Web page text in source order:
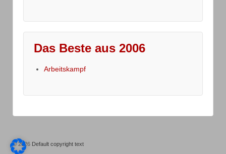
Das Beste aus 2006
Arbeitskampf
© 2026 Default copyright text